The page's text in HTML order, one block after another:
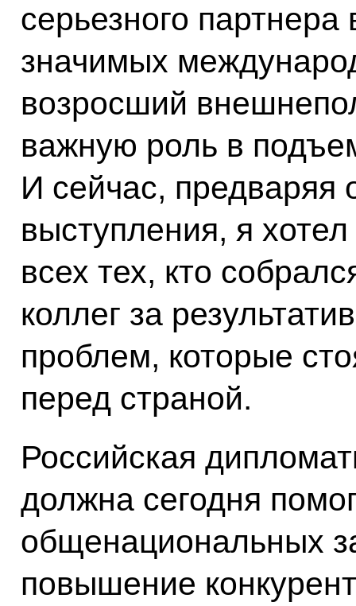
серьезного
значимых
возросший
важную роль в
И сейчас, предваряя
выступления, я
всех тех, кто
коллег за
проблем, которые
перед страной.
Российская
должна сегодня
общенациональных
повышение